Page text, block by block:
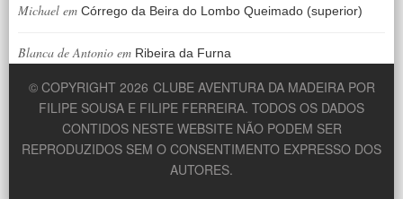
Michael em Córrego da Beira do Lombo Queimado (superior)
Blanca de Antonio em Ribeira da Furna
© COPYRIGHT 2026 CLUBE AVENTURA DA MADEIRA POR
FILIPE SOUSA E FILIPE FERREIRA. TODOS OS DADOS
CONTIDOS NESTE WEBSITE NÃO PODEM SER
REPRODUZIDOS SEM O CONSENTIMENTO EXPRESSO DOS
AUTORES.